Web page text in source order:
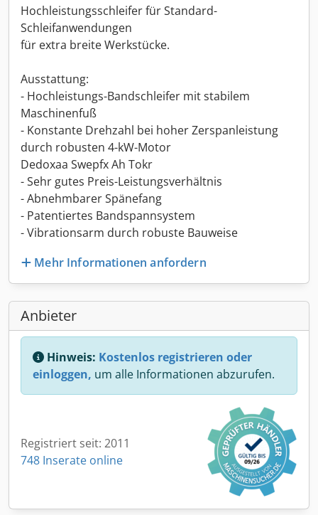
Hochleistungsschleifer für Standard-
Schleifanwendungen
für extra breite Werkstücke.
Ausstattung:
- Hochleistungs-Bandschleifer mit stabilem
Maschinenfuß
- Konstante Drehzahl bei hoher Zerspanleistung
durch robusten 4-kW-Motor
Dedoxaa Swepfx Ah Tokr
- Sehr gutes Preis-Leistungsverhältnis
- Abnehmbarer Spänefang
- Patentiertes Bandspannsystem
- Vibrationsarm durch robuste Bauweise
Mehr Informationen anfordern
Anbieter
Hinweis: Kostenlos registrieren oder
einloggen, um alle Informationen abzurufen.
Registriert seit: 2011
748 Inserate online